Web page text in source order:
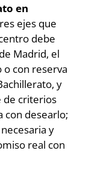
en
ejes que
debe
Madrid, el
con reserva
y
de criterios
con desearlo;
y
real con